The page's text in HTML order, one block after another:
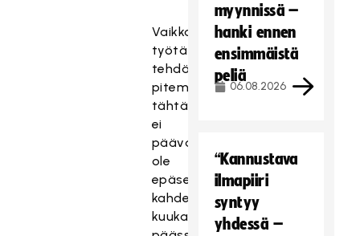
Vaikka
työtä
tehdään
pitemmällä
tähtäimellä,
ei
päävalmentajalla
ole
epäselvyyttä
kahden
kuukauden
myynnissä –
hanki ennen
ensimmäistä
peliä
06.08.2026
“Kannustava
ilmapiiri
syntyy
yhdessä –